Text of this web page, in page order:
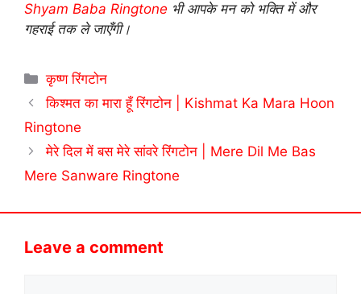
Shyam Baba Ringtone भी आपके मन को भक्ति में और
गहराई तक ले जाएँगी।
Categories
कृष्ण रिंगटोन
किश्मत का मारा हूँ रिंगटोन | Kishmat Ka Mara Hoon
Ringtone
मेरे दिल में बस मेरे सांवरे रिंगटोन | Mere Dil Me Bas
Mere Sanware Ringtone
Leave a comment